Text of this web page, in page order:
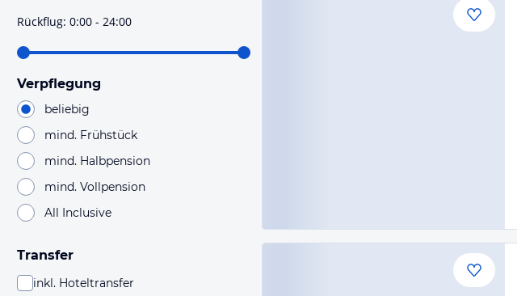
Rückflug: 0:00 - 24:00
Verpflegung
beliebig
mind. Frühstück
mind. Halbpension
mind. Vollpension
All Inclusive
Transfer
inkl. Hoteltransfer